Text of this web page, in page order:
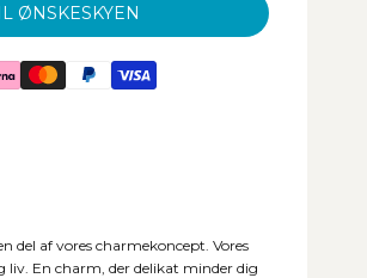
ØNSKESKYEN
del af vores charmekoncept. Vores
liv. En charm, der delikat minder dig